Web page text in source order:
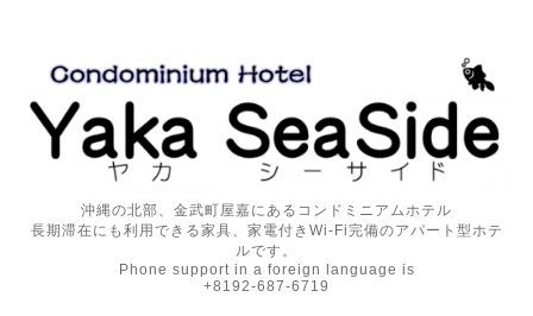
沖縄の北部、金武町屋嘉にあるコンドミニアムホテル
長期滞在にも利用できる家具、家電付きWi-Fi完備のアパート型ホテ
ルです。
Phone support in a foreign language is
+8192-687-6719